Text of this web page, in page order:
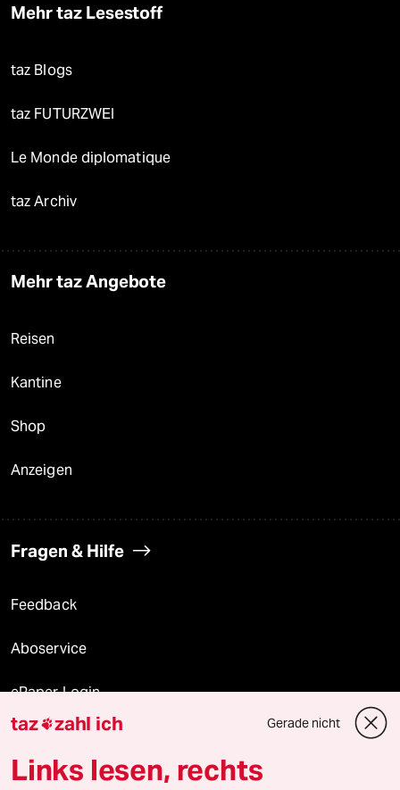
Mehr taz Lesestoff
taz Blogs
taz FUTURZWEI
Le Monde diplomatique
taz Archiv
Mehr taz Angebote
Reisen
Kantine
Shop
Anzeigen
Fragen & Hilfe
Feedback
Aboservice
ePaper Login
Downloads für Abonnierende
taz zahl ich Gerade nicht
Links lesen, rechts